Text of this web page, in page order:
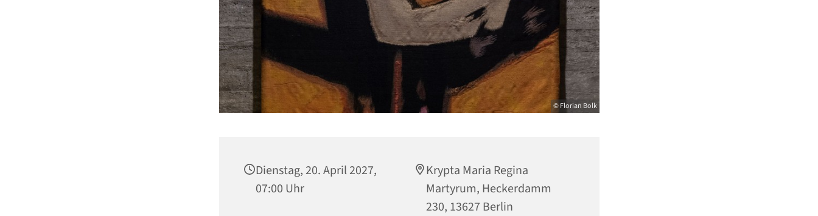
© Florian Bolk
Dienstag, 20. April 2027,
07:00 Uhr
Krypta Maria Regina
Martyrum, Heckerdamm
230, 13627 Berlin